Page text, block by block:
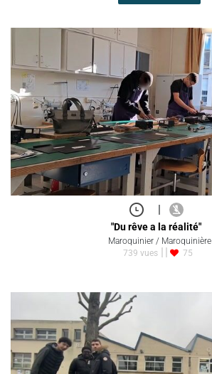
|
"Du rêve a la réalité"
Maroquinier / Maroquinière
739 vues
75